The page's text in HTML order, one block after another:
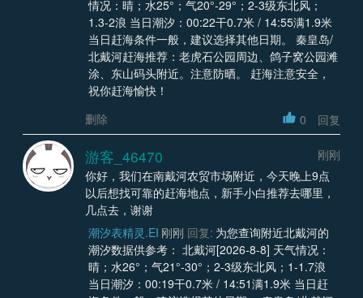
情况：晴；水25°；气20°-29°；2-3级东北风；
1.3-2浪 当日潮汐：00:22干0.7米 / 14:55满1.9米
当日赶海条件一般，建议选择其他日期。 秦皇岛/
北戴河赶海推荐：老虎石公园周边、鸽子窝公园滩
涂、东山码头附近。注意防晒。 赶海注意安全，
祝你赶海愉快！
删除
0 回复
游客_46470
刚刚
你好，我们在南戴河农贸市场附近，今天晚上9点
以后想找可靠的赶海地点，新手小白推荐去哪里，
几点去，谢谢
潮汐表精灵.EI 刚刚 回复: 为您查询附近北戴河的
潮汐数据供参考： 北戴河[2026-8-8] 天气情况：
晴；水26°；气21°-30°；2-3级东北风；1-1.7浪
当日潮汐：00:19干0.7米 / 14:51满1.9米 当日赶